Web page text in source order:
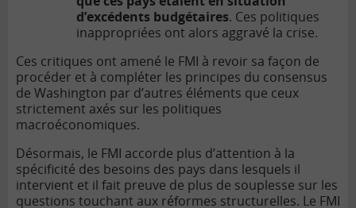
d’excédents budgétaires. Ces politiques
inappropriées ont alors aggravé la crise.
Ces critiques ont amené le FMI à revoir sa façon de
procéder et à compléter les principes du consensus
de Washington par d’autres éléments que ceux
strictement axés sur les politiques
macroéconomiques.
Désormais, le FMI accorde plus d’attention à la
spécificité des besoins des pays dans lesquels il
intervient et il fait preuve de plus de souplesse sur les
questions touchant aux réformes structurelles. Le FMI